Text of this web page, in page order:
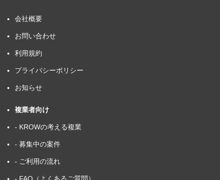
会社概要
お問い合わせ
利用規約
プライバシーポリシー
お知らせ
複業者向け
- KROWの考える複業
- 募集中の案件
- ご利用の流れ